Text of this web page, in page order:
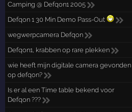
Camping @ Defqon1 2005
Defqon 1 30 Min Demo Pass-Out
wegwerpcamera Defqon
Defqon1, krabben op rare plekken
wie heeft mijn digitale camera gevonden
op defqon?
Is er al een Time table bekend voor
Defqon ???